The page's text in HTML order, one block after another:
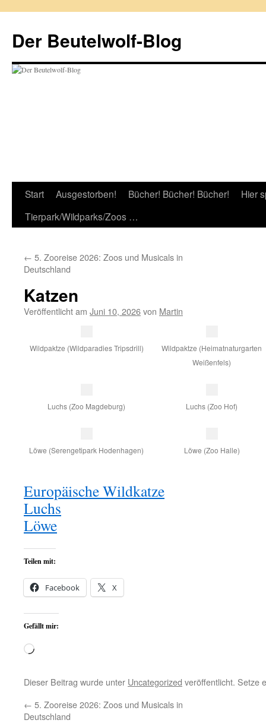
springen
Der Beutelwolf-Blog
Start Ausgestorben! Bücher! Bücher! Bücher!
Hier
Tierpark/Wildparks/Zoos …
← 5. Zooreise 2026: Zoos und Musicals in
Deutschland
Katzen
Veröffentlicht am Juni 10, 2026von Martin
Wildpaktze (Wildparadies Tripsdrill)
Wildpaktze (Heimatnaturgarten
Weißenfels)
Luchs (Zoo Magdeburg) Luchs (Zoo Hof)
Löwe (Serengetipark Hodenhagen) Löwe (Zoo Halle)
Europäische Wildkatze
Luchs
Löwe
Teilen mit:
Facebook X
Gefällt mir:
Wird
Dieser Beitrag wurde unter Uncategorized veröffentlicht. Setze
← 5. Zooreise 2026: Zoos und Musicals in
Deutschland